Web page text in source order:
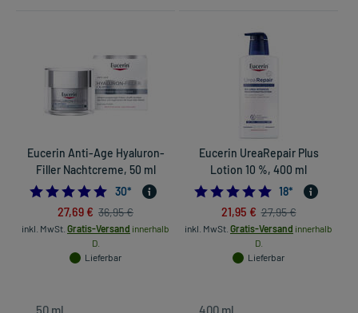
Eucerin Anti-Age Hyaluron-
Filler Nachtcreme, 50 ml
4.733333333333333
30*
27,69 € 36,95 €
inkl. MwSt. Gratis-Versand innerhalb
D.
Lieferbar
Eucerin UreaRepair Plus
Lotion 10 %, 400 ml
18*
21,95 € 27,95 €
inkl. MwSt. Gratis-Versand innerhalb
D.
Lieferbar